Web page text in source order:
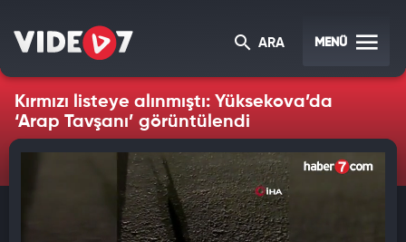
ARA MENÜ
Kırmızı listeye alınmıştı: Yüksekova’da
‘Arap Tavşanı’ görüntülendi